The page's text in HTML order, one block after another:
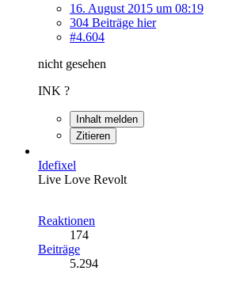
16. August 2015 um 08:19
304 Beiträge hier
#4.604
nicht gesehen
INK ?
Inhalt melden
Zitieren
Idefixel
Live Love Revolt
Reaktionen
174
Beiträge
5.294